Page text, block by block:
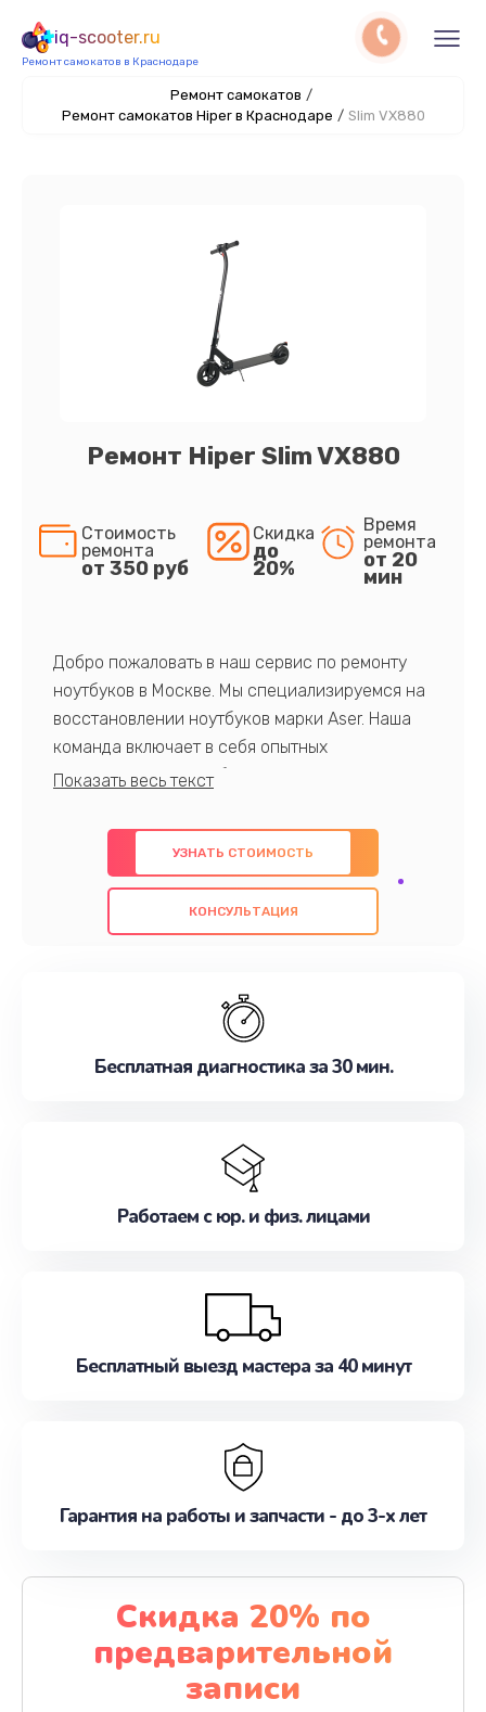
iq-scooter.ru
Ремонт самокатов в Краснодаре
Ремонт самокатов /
Ремонт самокатов Hiper в Краснодаре / Slim VX880
Ремонт Hiper Slim VX880
Стоимость
ремонта
от 350 руб
Скидка
до
20%
Время
ремонта
от 20
мин
Добро пожаловать в наш сервис по ремонту
ноутбуков в Москве. Мы специализируемся на
восстановлении ноутбуков марки Aser. Наша
команда включает в себя опытных
профессионалов с обширными знаниями и
предлагаем быстрый и качественный ремонт с
использованием оригинальных компонентов, а
также гарантируем качество всех
проведенных работ. Наша цель - предоставить
наилучшим образом. Не медлите записаться на
УЗНАТЬ СТОИМОСТЬ
КОНСУЛЬТАЦИЯ
Бесплатная диагностика за 30 мин.
Работаем с юр. и физ. лицами
Бесплатный выезд мастера за 40 минут
Гарантия на работы и запчасти - до 3-х лет
Скидка 20% по
предварительной
записи